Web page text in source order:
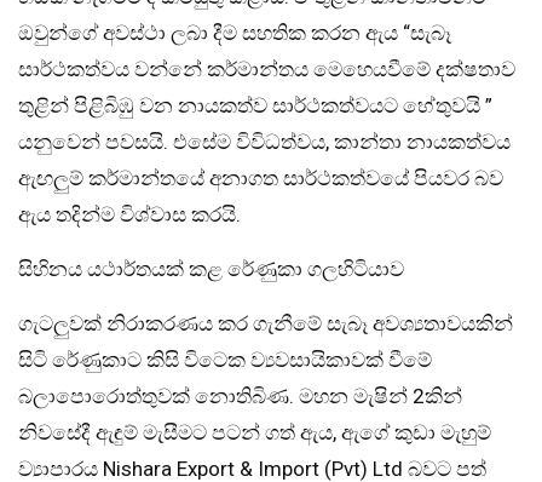
ඔවුන්ගේ අවස්ථා ලබා දීම සහතික කරන ඇය “සැබෑ
සාර්ථකත්වය වන්නේ කර්මාන්තය මෙහෙයවීමේ දක්ෂතාව
තුළින් පිළිබිඹු වන නායකත්ව සාර්ථකත්වයට හේතුවයි ”
යනුවෙන් පවසයි. එසේම විවිධත්වය, කාන්තා නායකත්වය
ඇඟලුම් කර්මාන්තයේ අනාගත සාර්ථකත්වයේ පියවර බව
ඇය තදින්ම විශ්වාස කරයි.
සිහිනය යථාර්තයක් කළ රේණුකා ගලහිටියාව
ගැටලුවක් නිරාකරණය කර ගැනීමේ සැබෑ අවශ්‍යතාවයකින්
සිටි රේණුකාට කිසි විටෙක ව්‍යවසායිකාවක් වීමේ
බලාපොරොත්තුවක් නොතිබිණ. මහන මැෂින් 2කින්
නිවසේදී ඇඳුම් මැසීමට පටන් ගත් ඇය, ඇගේ කුඩා මැහුම්
ව්‍යාපාරය Nishara Export & Import (Pvt) Ltd බවට පත්